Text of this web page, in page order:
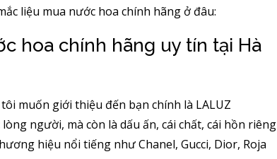
liệu mua nước hoa chính hãng ở đâu:
hoa chính hãng uy tín tại Hà
muốn giới thiệu đến bạn chính là LALUZ
người, mà còn là dấu ấn, cái chất, cái hồn riêng
hiệu nổi tiếng như Chanel, Gucci, Dior, Roja